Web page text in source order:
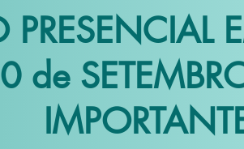
PRESENCIAL
de